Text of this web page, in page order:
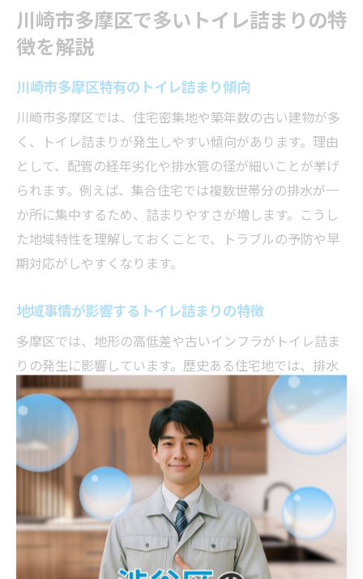
川崎市多摩区で多いトイレ詰まりの特
徴を解説
川崎市多摩区特有のトイレ詰まり傾向
川崎市多摩区では、住宅密集地や築年数の古い建物が多
く、トイレ詰まりが発生しやすい傾向があります。理由
として、配管の経年劣化や排水管の径が細いことが挙げ
られます。例えば、集合住宅では複数世帯分の排水が一
か所に集中するため、詰まりやすさが増します。こうし
た地域特性を理解しておくことで、トラブルの予防や早
期対応がしやすくなります。
地域事情が影響するトイレ詰まりの特徴
多摩区では、地形の高低差や古いインフラがトイレ詰ま
りの発生に影響しています。歴史ある住宅地では、排水
管内に汚れや異物が蓄積しやすく、突然の詰まりにつな
がることがあります。例えば、雨天時には土砂や落ち葉
が排水経路に流れ込む例も見られます。地域固有の事情
を把握し、定期点検や早めの対応が重要です。
住環境によるトイレ詰まり発生のパターン
住環境ごとにトイレ詰まりの発生パターンは異なりま
す。戸建て住宅では庭の樹木の根が配管に侵入するケー